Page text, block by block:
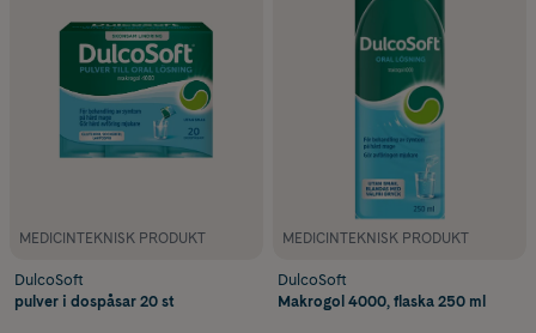
MEDICINTEKNISK PRODUKT
DulcoSoft
pulver i dospåsar 20 st
MEDICINTEKNISK PRODUKT
DulcoSoft
Makrogol 4000, flaska 250 ml